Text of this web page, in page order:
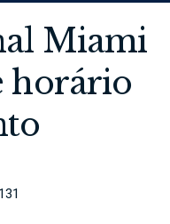
Miami
horário